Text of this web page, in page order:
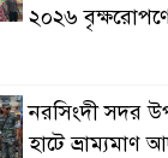
২০২৬
নরসিংদী সদর
হাটে ভ্রাম্যমাণ